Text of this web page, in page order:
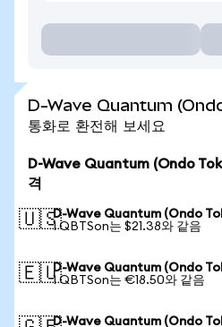
D-Wave Quantum
통화로 환전해 보세요
D-Wave Quantum (Ondo
격
🇺🇸D-Wave Quantum (Ondo
1 QBTSon는 $21.38와 같음
🇪🇺D-Wave Quantum (Ondo
1 QBTSon는 €18.50와 같음
D-Wave Quantum (Ondo